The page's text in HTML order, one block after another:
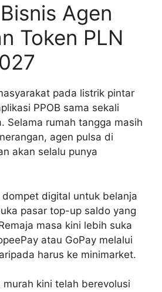
Agen
Token PLN
pada listrik pintar
PPOB sama sekali
Selama rumah tangga masih
agen pulsa di
akan selalu punya
digital untuk belanja
pasar top-up saldo yang
masa kini lebih suka
atau GoPay melalui
harus ke minimarket.
kini telah berevolusi